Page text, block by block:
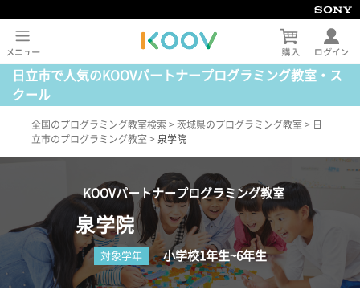
日立市で人気のKOOVパートナープログラミング教室・ス
クール
全国のプログラミング教室検索 > 茨城県のプログラミング教室 > 日
立市のプログラミング教室 > 泉学院
KOOVパートナープログラミング教室
泉学院
対象学年 小学校1年生~6年生